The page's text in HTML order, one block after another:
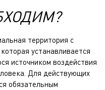
территория с
устанавливается
источником воздействия
Для действующих
обязательным